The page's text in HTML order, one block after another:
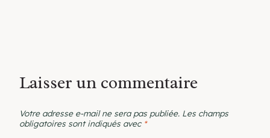
Laisser un commentaire
Votre adresse e-mail ne sera pas publiée. Les champs
obligatoires sont indiqués avec *